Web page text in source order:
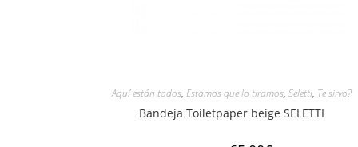
Aquí están todos,Estamos que lo tiramos,Seletti, Te sirvo?
Bandeja Toiletpaper beige SELETTI